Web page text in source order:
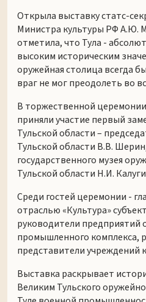
Открыла выставку статс-
Министра культуры РФ А.Ю.
отметила, что Тула -
высоким историческим
оружейная столица всегда
враг не мог преодолеть во
В торжественной
приняли участие первый
Тульской области –
Тульской области В.В.
государственного музея
Тульской области Н.И.
Среди гостей церемонии -
отраслью «Культура»
руководители предприятий
промышленного комплекса,
представители учреждений
Выставка раскрывает
Великим Тульского